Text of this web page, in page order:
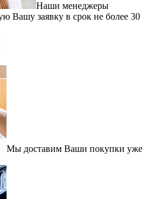
Наши менеджеры
Вашу заявку в срок не более 30
Мы доставим Ваши покупки уже